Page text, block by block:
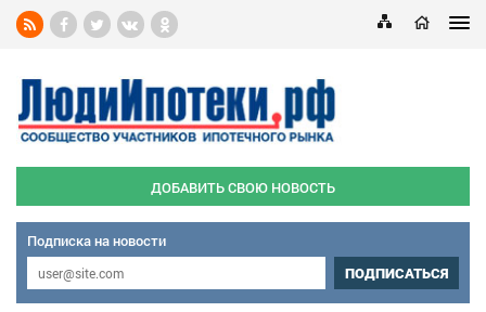
ДОБАВИТЬ СВОЮ НОВОСТЬ
Подписка на новости
ПОДПИСАТЬСЯ